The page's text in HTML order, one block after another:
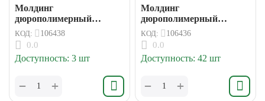
Молдинг
дюрополимерный
15*8*2000мм (182)
КОД: 106438
0.0
Доступность: 3 шт
+
−
Молдинг
дюрополимерный
50*22*2000мм (32)
КОД: 106436
0.0
Доступность: 42 шт
+
−